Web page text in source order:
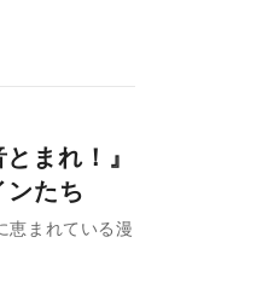
まれ！』
たち
恵まれている漫